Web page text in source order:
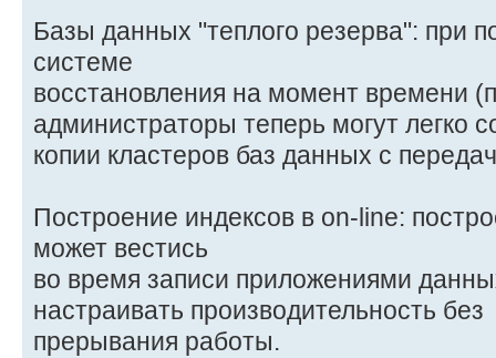
Базы данных "теплого резерва": при
системе
восстановления на момент времени
администраторы теперь могут легко
копии кластеров баз данных с
Построение индексов в on-line:
может вестись
во время записи приложениями
настраивать производительность без
прерывания работы.